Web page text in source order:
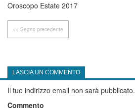
Oroscopo Estate 2017
<< Segno precedente
LASCIA UN COMMENTO
Il tuo indirizzo email non sarà pubblicato.
Commento